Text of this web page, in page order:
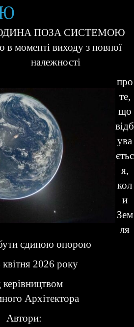
ПОЗА СИСТЕМОЮ
в моменті виходу з повної
належності
про
те,
що
відб
ува
єтьс
я,
кол
и
Зем
ля
єдиною опорою
квітня 2026 року
керівництвом
Архітектора
Автори: